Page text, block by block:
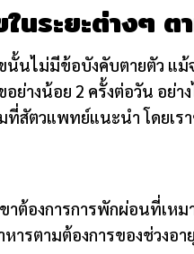
นระยะต่างๆ
นไม่มีข้อบังคับตายตัว แ
ย่างน้อย 2 ครั้งต่อวัน อย่า
ที่สัตวแพทย์แนะนำ โดยเร
ต้องการการพักผ่อนที่เห
หารตามต้องการของช่วงอา